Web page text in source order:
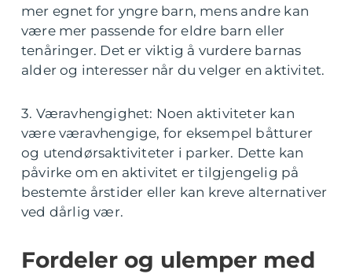
mer egnet for yngre barn, mens andre kan
være mer passende for eldre barn eller
tenåringer. Det er viktig å vurdere barnas
alder og interesser når du velger en aktivitet.
3. Væravhengighet: Noen aktiviteter kan
være væravhengige, for eksempel båtturer
og utendørsaktiviteter i parker. Dette kan
påvirke om en aktivitet er tilgjengelig på
bestemte årstider eller kan kreve alternativer
ved dårlig vær.
Fordeler og ulemper med